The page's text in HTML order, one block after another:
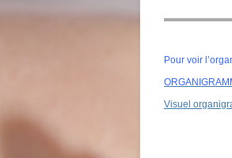
Pour voir
Visuel